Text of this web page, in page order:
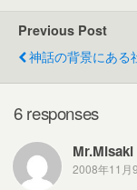
e
b
o
o
k
er
Previous Post
神話の背景にある
6 responses
Mr.Misaki
2008年11月